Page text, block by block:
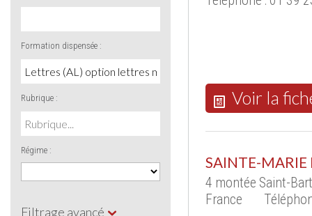
Formation dispensée :
Rubrique :
Régime :
Filtrage avancé
Voir la
SAINTE-MARIE
4 montée Saint-
France